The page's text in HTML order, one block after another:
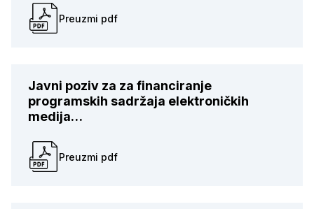
Preuzmi pdf
Javni poziv za za financiranje
programskih sadržaja elektroničkih
medija…
Preuzmi pdf